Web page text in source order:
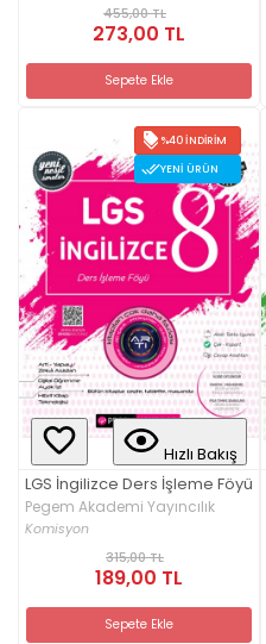
455,00 TL
273,00 TL
Sepete Ekle
%40 İNDIRIM
YENI ÜRÜN
Hızlı Bakış
LGS İngilizce Ders İşleme Föyü
Pegem Akademi Yayıncılık
Komisyon
315,00 TL
189,00 TL
Sepete Ekle